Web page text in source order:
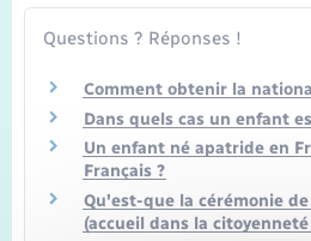
Questions ? Réponses !
Comment obtenir la
Dans quels cas un enfant
Un enfant né apatride en
Français ?
Qu'est-que la cérémonie
(accueil dans la